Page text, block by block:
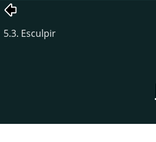
5.3. Esculpir